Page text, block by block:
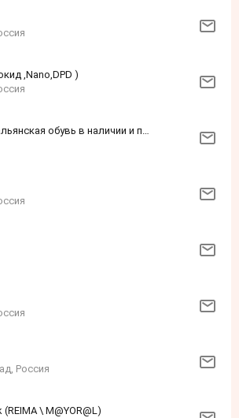
,Nano,DPD )
NATALI итальянская обувь в наличии и под заказ
Россия
\ M@YOR@L)